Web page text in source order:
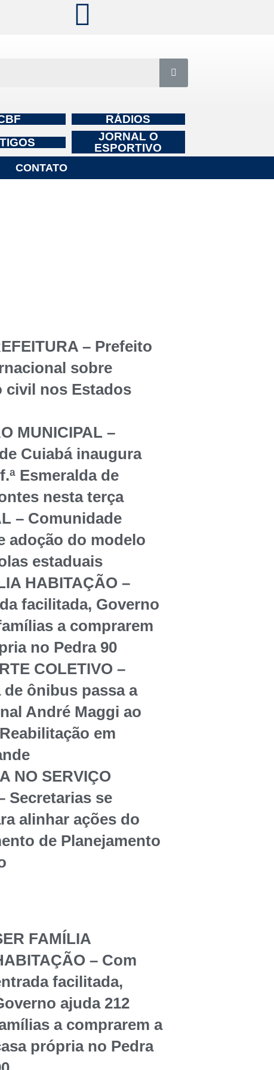
RÁDIOS
JORNAL O
ESPORTIVO
CONTATO
– Prefeito
sobre
civil nos Estados
MUNICIPAL –
Cuiabá inaugura
Esmeralda de
nesta terça
– Comunidade
adoção do modelo
estaduais
HABITAÇÃO –
facilitada, Governo
a comprarem
no Pedra 90
COLETIVO –
de ônibus passa a
André Maggi ao
em
NO SERVIÇO
Secretarias se
alinhar ações do
de Planejamento
FAMÍLIA
– Com
facilitada,
ajuda 212
a comprarem a
própria no Pedra